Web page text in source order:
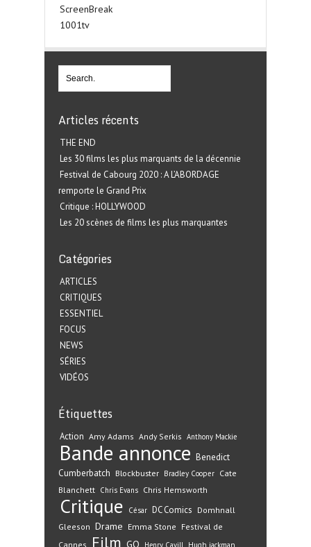
ScreenBreak
1001tv
Articles récents
THE END
Les 30 films les plus marquants de la décennie
Festival de Cabourg 2020 : A L’ABORDAGE
remporte le Grand Prix
Critique : HOLLYWOOD
Les 20 scènes de films les plus marquantes
Catégories
ARTICLES
CRITIQUES
ESSENTIEL
FOCUS
NEWS
SÉRIES
VIDÉOS
Étiquettes
Action Amy Adams Andy Serkis Anthony Mackie
Bande annonce Benedict
Cumberbatch Blockbuster Bradley Cooper Cate
Blanchett Chris Evans Chris Hemsworth
Critique César DC Comics Domhnall
Gleeson Drame Emma Stone Festival de
Cannes
Film GQ Henry Cavill Hugh jackman